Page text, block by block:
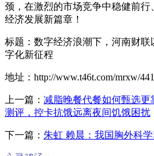
颈，在激烈的市场竞争中稳健前
经济发展新篇章！
标题：数字经济浪潮下，河南财
字化新征程
地址：http://www.t46t.com/mrxw/
上一篇： 减脂晚餐代餐如何甄选更
测评，控卡抗饿远离夜间饥饿困扰
下一篇： 朱虹 赖晨：我国胸外科